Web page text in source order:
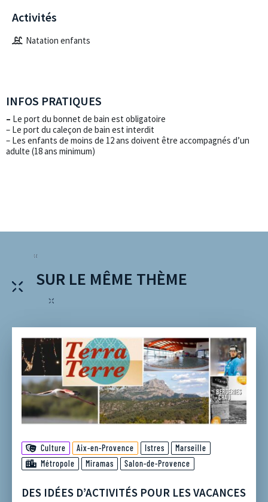
Activités
Natation enfants
INFOS PRATIQUES
– Le port du bonnet de bain est obligatoire
– Le port du caleçon de bain est interdit
– Les enfants de moins de 12 ans doivent être accompagnés d’un
adulte (18 ans minimum)
SUR LE MÊME THÈME
Culture Aix-en-Provence Istres
Marseille
Métropole
Miramas Salon-de-Provence
DES IDÉES D’ACTIVITÉS POUR LES VACANCES